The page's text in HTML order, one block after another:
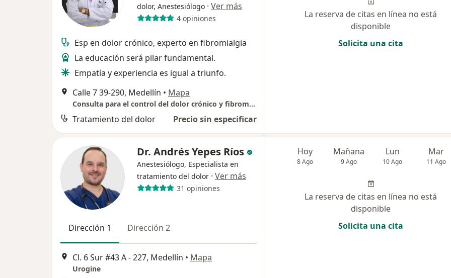
dolor, Anestesiólogo · Ver más
4 opiniones
Esp en dolor crónico, experto en fibromialgia
La educación será pilar fundamental.
Empatía y experiencia es igual a triunfo.
Calle 7 39-290, Medellín • Mapa
Consulta para el control del dolor crónico y fibromialgia. Dr Alberto Ramirez.
Tratamiento del dolor Precio sin especificar
La reserva de citas en línea no está
disponible
Solicita una cita
Dr. Andrés Yepes Ríos
Anestesiólogo, Especialista en
tratamiento del dolor · Ver más
31 opiniones
Dirección 1 Dirección 2
Cl. 6 Sur #43 A - 227, Medellín • Mapa
Urogine
Hoy
8 Ago
Mañana
9 Ago
Lun
10 Ago
Mar
11 Ago
La reserva de citas en línea no está
disponible
Solicita una cita